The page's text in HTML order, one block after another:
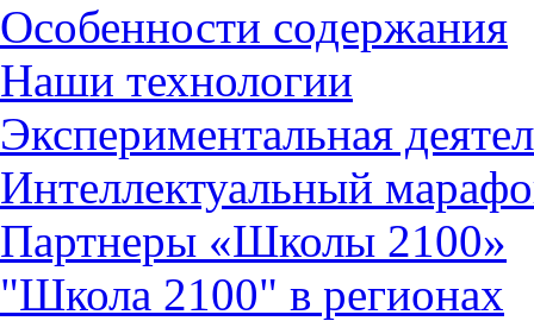
Особенности содержания
Наши технологии
Экспериментальная
Интеллектуальный
Партнеры «Школы 2100»
"Школа 2100" в регионах